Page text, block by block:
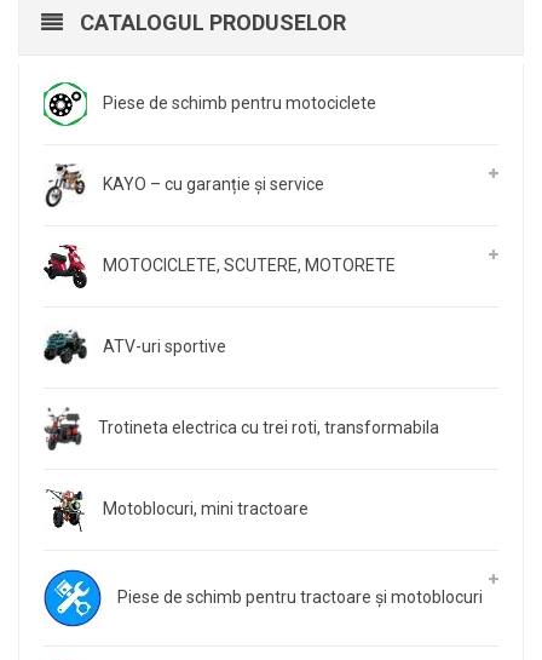
CATALOGUL PRODUSELOR
Piese de schimb pentru motociclete
KAYO – cu garanție și service
MOTOCICLETE, SCUTERE, MOTORETE
ATV-uri sportive
Trotineta electrica cu trei roti, transformabila
Motoblocuri, mini tractoare
Piese de schimb pentru tractoare și motoblocuri